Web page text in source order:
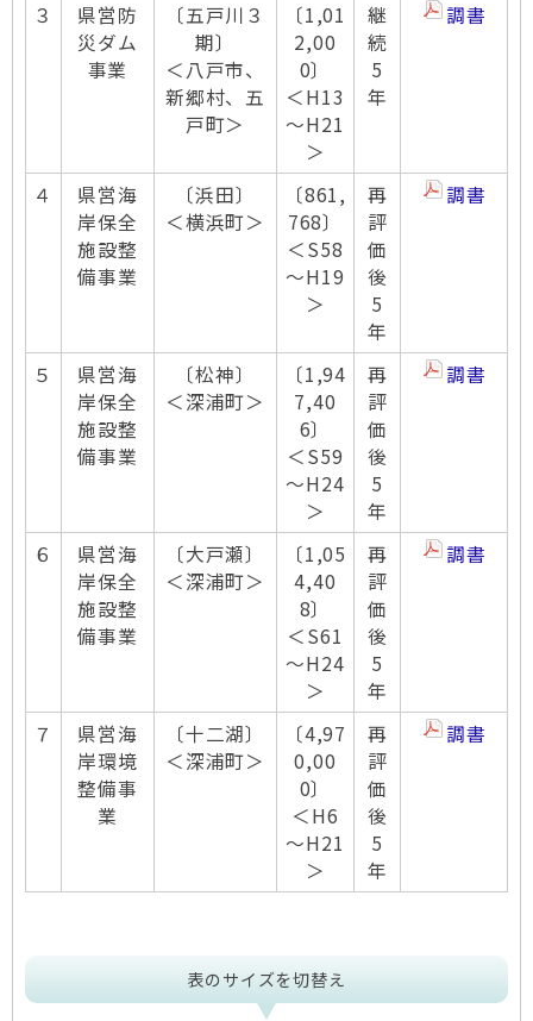
３
県営防
災ダム
事業
〔五戸川３
期〕
＜八戸市、
新郷村、五
戸町＞
〔1,01
2,00
0〕
＜H13
～H21
＞
継
続
5
年
調書
４
県営海
岸保全
施設整
備事業
〔浜田〕
＜横浜町＞
〔861,
768〕
＜S58
～H19
＞
再
評
価
後
5
年
調書
５
県営海
岸保全
施設整
備事業
〔松神〕
＜深浦町＞
〔1,94
7,40
6〕
＜S59
～H24
＞
再
評
価
後
5
年
調書
６
県営海
岸保全
施設整
備事業
〔大戸瀬〕
＜深浦町＞
〔1,05
4,40
8〕
＜S61
～H24
＞
再
評
価
後
5
年
調書
７
県営海
岸環境
整備事
業
〔十二湖〕
＜深浦町＞
〔4,97
0,00
0〕
＜H6
～H21
＞
再
評
価
後
5
年
調書
表のサイズを切替え